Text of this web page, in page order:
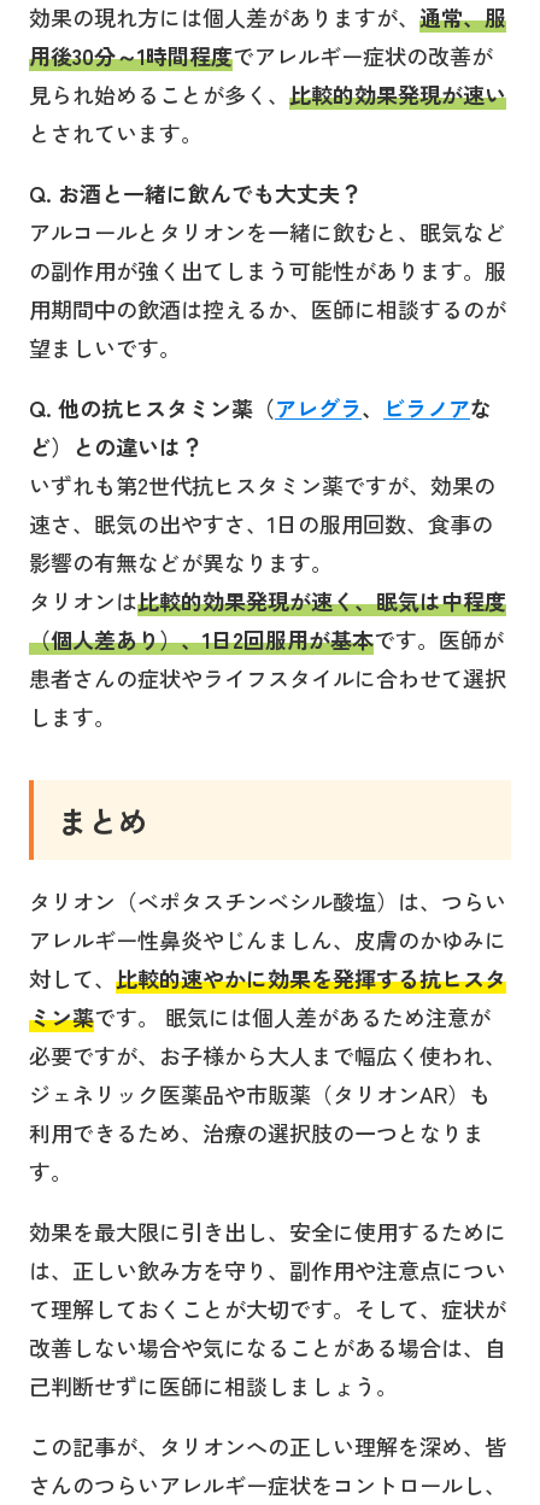
効果の現れ方には個人差がありますが、 通常、服
用後30分～1時間程度でアレルギー症状の改善が
見られ始めることが多く、 比較的効果発現が速い
とされています。
Q. お酒と一緒に飲んでも大丈夫？
アルコールとタリオンを一緒に飲むと、眠気など
の副作用が強く出てしまう可能性があります。服
用期間中の飲酒は控えるか、医師に相談するのが
望ましいです。
Q. 他の抗ヒスタミン薬（アレグラ、 ビラノアな
ど）との違いは？
いずれも第2世代抗ヒスタミン薬ですが、効果の
速さ、眠気の出やすさ、1日の服用回数、食事の
影響の有無などが異なります。
タリオンは比較的効果発現が速く、眠気は中程度
（個人差あり）、1日2回服用が基本です。医師が
患者さんの症状やライフスタイルに合わせて選択
します。
まとめ
タリオン（ベポタスチンベシル酸塩）は、つらい
アレルギー性鼻炎やじんましん、皮膚のかゆみに
対して、 比較的速やかに効果を発揮する抗ヒスタ
ミン薬です。 眠気には個人差があるため注意が
必要ですが、お子様から大人まで幅広く使われ、
ジェネリック医薬品や市販薬（タリオンAR）も
利用できるため、治療の選択肢の一つとなりま
す。
効果を最大限に引き出し、安全に使用するために
は、正しい飲み方を守り、副作用や注意点につい
て理解しておくことが大切です。そして、症状が
改善しない場合や気になることがある場合は、自
己判断せずに医師に相談しましょう。
この記事が、タリオンへの正しい理解を深め、皆
さんのつらいアレルギー症状をコントロールし、